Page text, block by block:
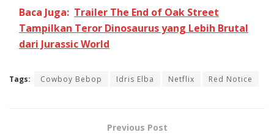
Baca Juga: Trailer The End of Oak Street
Tampilkan Teror Dinosaurus yang Lebih Brutal
dari Jurassic World
Tags: Cowboy Bebop Idris Elba Netflix Red Notice
Previous Post